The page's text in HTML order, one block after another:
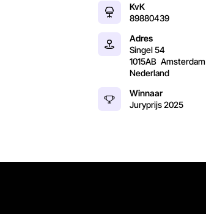
KvK
89880439
Adres
Singel 54
1015AB Amsterdam
Nederland
Winnaar
Juryprijs2025